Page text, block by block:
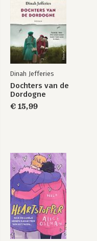
Dinah Jefferies
Dochters van de
Dordogne
€ 15,99